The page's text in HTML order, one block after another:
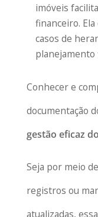
imóveis
financeiro.
casos de
planejamento
Conhecer e
documentação
gestão eficaz
Seja por meio
registros ou
atualizadas,